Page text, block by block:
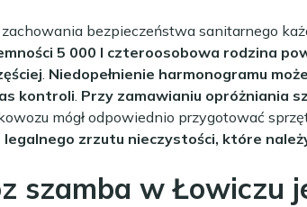
bezpieczeństwa sanitarnego
5 000 l czteroosobowa rodzina
Niedopełnienie harmonogramu
kontroli Przy zamawianiu opróżniania
mógł odpowiednio przygotować
zrzutu nieczystości, które
szamba w Łowiczu